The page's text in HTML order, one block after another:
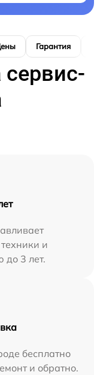
Гарантия
и
до 3 лет.
бесплатно
и обратно.